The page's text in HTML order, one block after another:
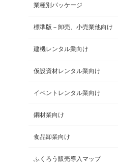
業種別パッケージ
標準版－卸売、小売業他向け
建機レンタル業向け
仮設資材レンタル業向け
イベントレンタル業向け
鋼材業向け
食品卸業向け
ふくろう販売導入マップ